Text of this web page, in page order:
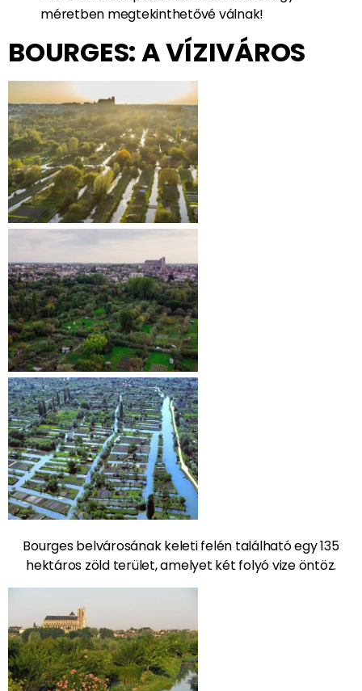
méretben megtekinthetővé válnak!
BOURGES: A VÍZIVÁROS
Bourges belvárosának keleti felén található egy 135
hektáros zöld terület, amelyet két folyó vize öntöz.